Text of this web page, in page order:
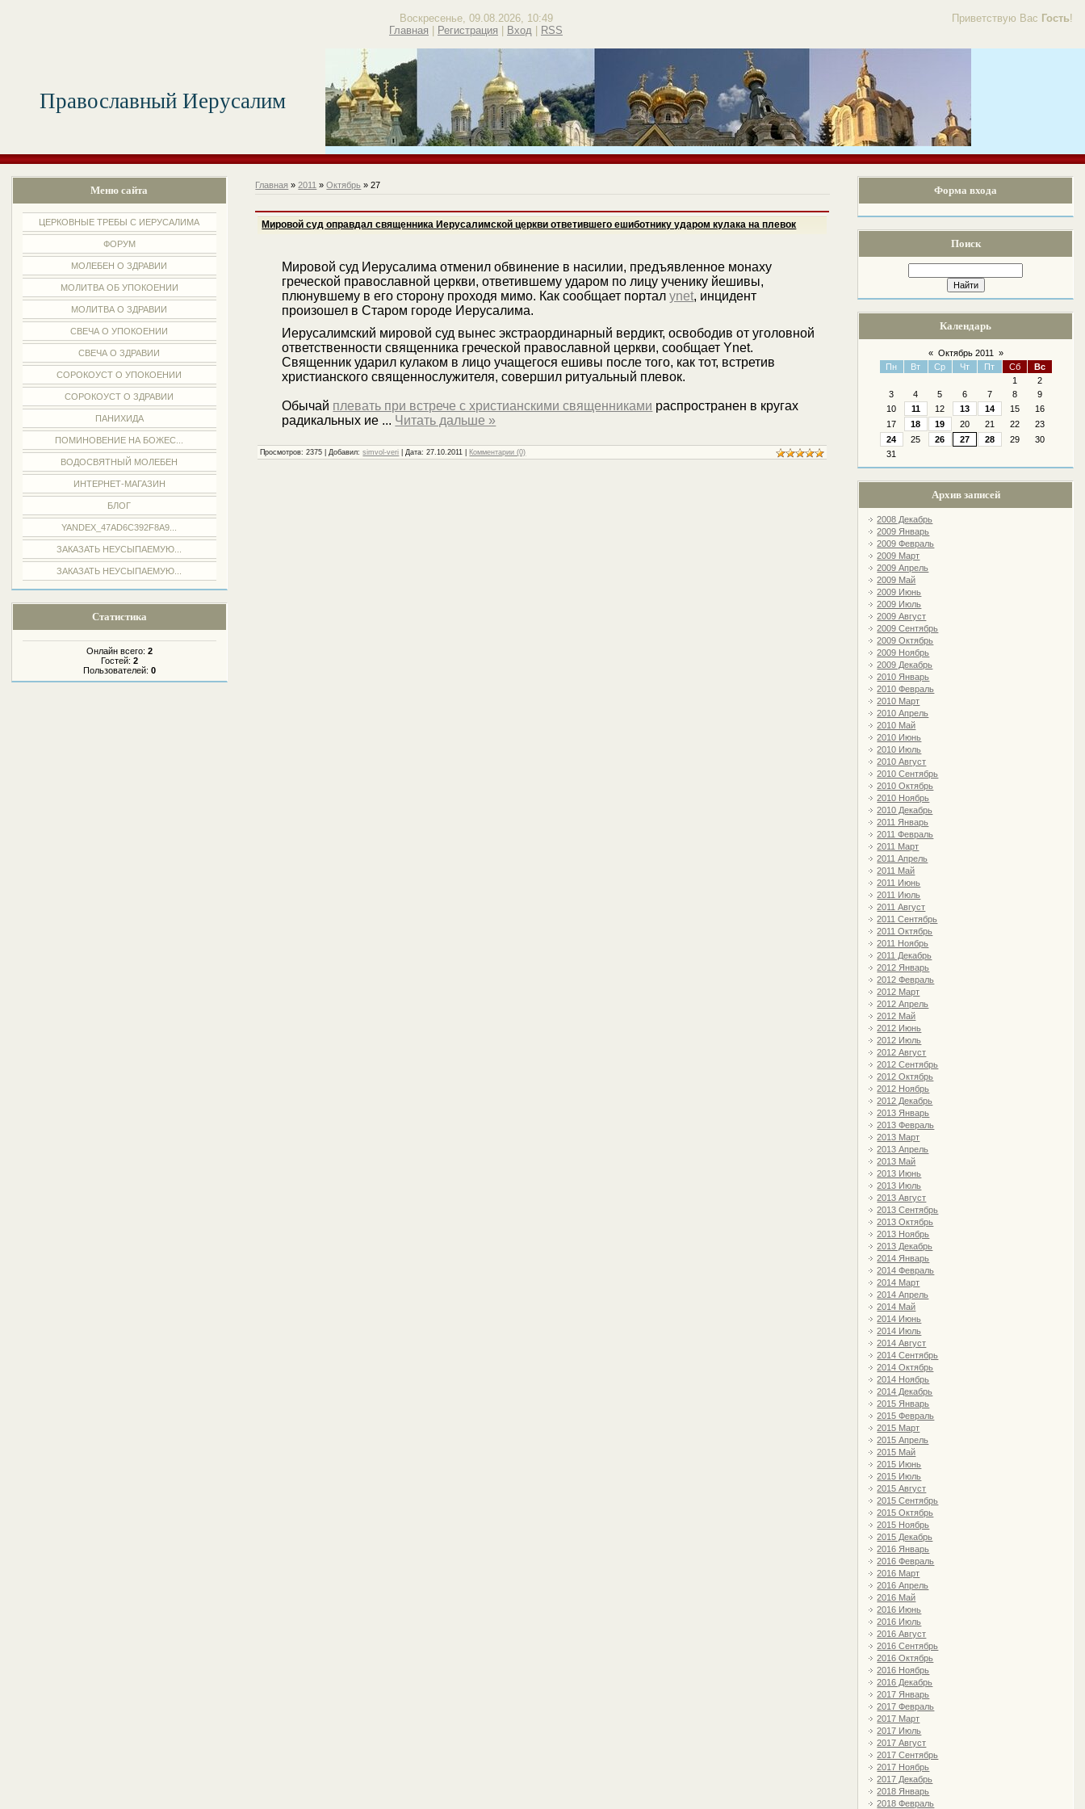
Приветствую Вас Гость!
Воскресенье, 09.08.2026, 10:49
Главная
Регистрация Вход RSS
Православный Иерусалим
Меню сайта
ЦЕРКОВНЫЕ ТРЕБЫ С ИЕРУСАЛИМА
ФОРУМ
МОЛЕБЕН О ЗДРАВИИ
МОЛИТВА ОБ УПОКОЕНИИ
МОЛИТВА О ЗДРАВИИ
СВЕЧА О УПОКОЕНИИ
СВЕЧА О ЗДРАВИИ
СОРОКОУСТ О УПОКОЕНИИ
СОРОКОУСТ О ЗДРАВИИ
ПАНИХИДА
ПОМИНОВЕНИЕ НА БОЖЕС...
ВОДОСВЯТНЫЙ МОЛЕБЕН
ИНТЕРНЕТ-МАГАЗИН
БЛОГ
YANDEX_47AD6C392F8A9...
ЗАКАЗАТЬ НЕУСЫПАЕМУЮ...
ЗАКАЗАТЬ НЕУСЫПАЕМУЮ...
Статистика
Онлайн всего: 2
Гостей: 2
Пользователей: 0
Форма входа
Поиск
Календарь
« Октябрь 2011
»
Пн
Вт Ср Чт Пт Сб
Вс
1
2
3
4 5 6 7 8
9
10
11 12 13 14 15
16
17
18 19 20 21 22
23
24
25 26 27 28 29
30
31
Архив записей
2008 Декабрь
2009 Январь
2009 Февраль
2009 Март
2009 Апрель
2009 Май
2009 Июнь
2009 Июль
2009 Август
2009 Сентябрь
2009 Октябрь
2009 Ноябрь
2009 Декабрь
2010 Январь
2010 Февраль
2010 Март
2010 Апрель
2010 Май
2010 Июнь
2010 Июль
2010 Август
2010 Сентябрь
2010 Октябрь
2010 Ноябрь
2010 Декабрь
2011 Январь
2011 Февраль
2011 Март
2011 Апрель
2011 Май
2011 Июнь
2011 Июль
2011 Август
2011 Сентябрь
2011 Октябрь
2011 Ноябрь
2011 Декабрь
2012 Январь
2012 Февраль
2012 Март
2012 Апрель
2012 Май
2012 Июнь
2012 Июль
2012 Август
2012 Сентябрь
2012 Октябрь
2012 Ноябрь
2012 Декабрь
2013 Январь
2013 Февраль
2013 Март
2013 Апрель
2013 Май
2013 Июнь
2013 Июль
2013 Август
2013 Сентябрь
2013 Октябрь
2013 Ноябрь
2013 Декабрь
2014 Январь
2014 Февраль
2014 Март
2014 Апрель
2014 Май
2014 Июнь
2014 Июль
2014 Август
2014 Сентябрь
2014 Октябрь
2014 Ноябрь
2014 Декабрь
2015 Январь
2015 Февраль
2015 Март
2015 Апрель
2015 Май
2015 Июнь
2015 Июль
2015 Август
2015 Сентябрь
2015 Октябрь
2015 Ноябрь
2015 Декабрь
2016 Январь
2016 Февраль
2016 Март
2016 Апрель
2016 Май
2016 Июнь
2016 Июль
2016 Август
2016 Сентябрь
2016 Октябрь
2016 Ноябрь
2016 Декабрь
2017 Январь
2017 Февраль
2017 Март
2017 Июль
2017 Август
2017 Сентябрь
2017 Ноябрь
2017 Декабрь
2018 Январь
2018 Февраль
Главная »2011 » Октябрь » 27
Мировой суд оправдал священника Иерусалимской церкви ответившего ешиботнику ударом кулака на плевок
Мировой суд Иерусалима отменил обвинение в насилии, предъявленное монаху
греческой православной церкви, ответившему ударом по лицу ученику йешивы,
плюнувшему в его сторону проходя мимо. Как сообщает порталynet, инцидент
произошел в Старом городе Иерусалима.
Иерусалимский мировой суд вынес экстраординарный вердикт, освободив от уголовной
ответственности священника греческой православной церкви, сообщает Ynet.
Священник ударил кулаком в лицо учащегося ешивы после того, как тот, встретив
христианского священнослужителя, совершил ритуальный плевок.
Обычай плевать при встрече с христианскими священниками распространен в кругах
радикальных ие ... Читать дальше »
Просмотров: 2375 | Добавил:simvol-veri | Дата:27.10.2011 Комментарии (0)